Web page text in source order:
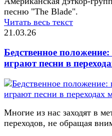
песню "The Blade".
Читать весь текст
21.03.26
Бедственное
играют песни в
Многие из нас заходят в
переходов, не обращая